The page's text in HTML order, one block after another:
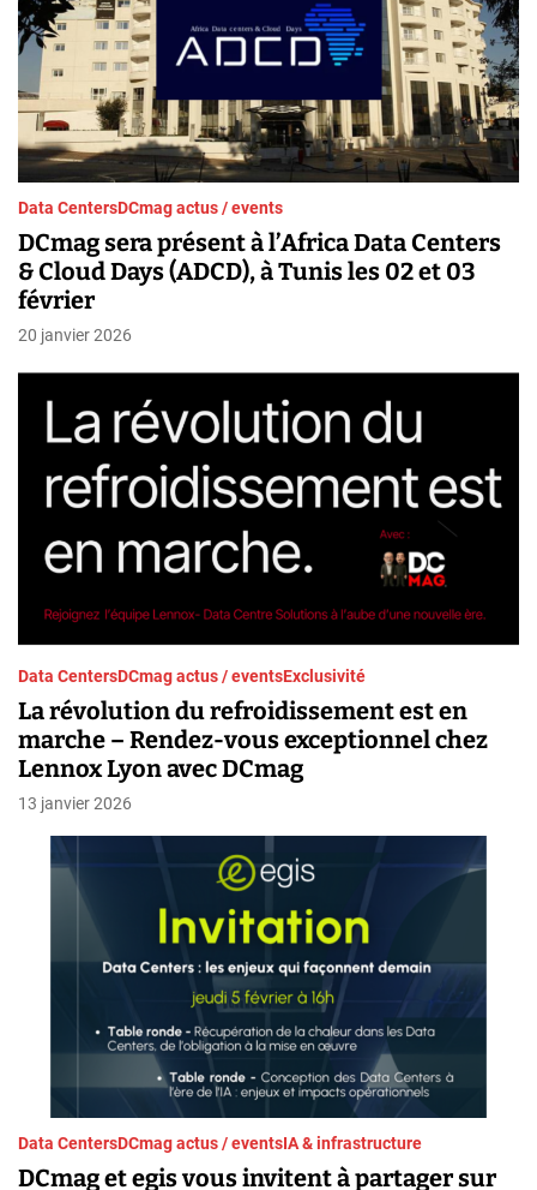
Data CentersDCmag actus / events
DCmag sera présent à l’Africa Data Centers
& Cloud Days (ADCD), à Tunis les 02 et 03
février
20 janvier 2026
Data CentersDCmag actus / eventsExclusivité
La révolution du refroidissement est en
marche – Rendez-vous exceptionnel chez
Lennox Lyon avec DCmag
13 janvier 2026
Data CentersDCmag actus / eventsIA & infrastructure
DCmag et egis vous invitent à partager sur